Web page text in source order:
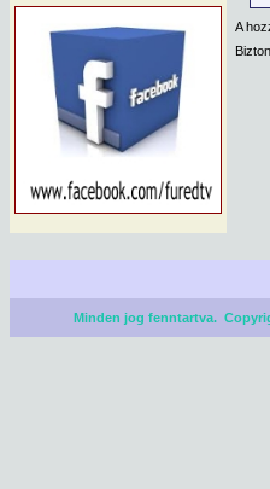
A
Minden jog fenntartva.